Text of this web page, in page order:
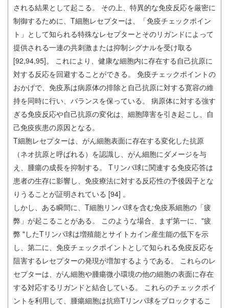
される結果として起こる。 その上、特異的な免疫反応を厳密に
制御するために、T細胞レセプターは、「免疫チェックポイン
ト」として知られる特殊なレセプターとそのリガンドによって
提供される一連の共刺激または抑制シグナルを受け取る
[92,94,95]。 これにより、健康な細胞内に存在する自己抗原に
対する反応を回避することができる。 免疫チェックポイントの
おかげで、免疫系は病原体の排除と自己抗原に対する寛容の維
持を同時に行い、バランスを保っている。 病原体に対する強す
ぎる免疫反応や自己抗原の変化は、細胞障害を引き起こし、自
己免疫疾患の原因となる。
T細胞レセプターは、がん細胞表面に存在する変化した抗原
（ネオ抗原と呼ばれる）を認識し、がん細胞にダメージを与
え、腫瘍の成長を抑制する。 Tリンパ球に関連する免疫応答は
患者の生存に影響し、免疫療法に対する反応性の予後因子とな
りうることが証明されている [94] 。
しかし、ある瞬間に、T細胞リンパ球を含む免疫系細胞の「疲
弊」が起こることがある。 このような場合、まず第一に、"疲
弊 "したTリンパ球は増殖能とサイトカイン産生能の低下を示
し、第二に、免疫チェックポイントとして知られる免疫反応を
阻害するレセプターの発現が増加するようである。 これらのレ
セプターは、がん細胞や腫瘍微小環境の他の細胞の表面に存在
する対応するリガンドと結合している。 これらのチェックポイ
ントを利用して、腫瘍細胞は抗癌Tリンパ球をブロックするこ